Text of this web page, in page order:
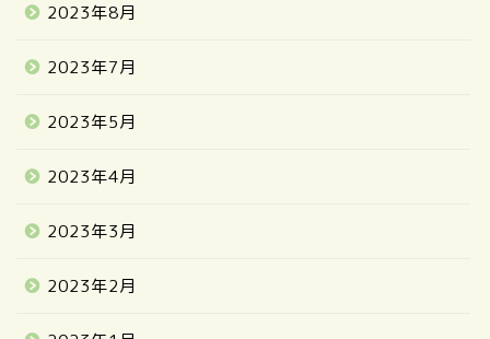
2023年8月
2023年7月
2023年5月
2023年4月
2023年3月
2023年2月